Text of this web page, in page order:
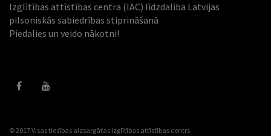
Izglītības attīstības centra (IAC) līdzdalība Latvijas
pilsoniskās sabiedrības stiprināšanā
Piedalies un veido nākotni!
© 2017 Visas tiesības aizsargātas Izglītības attīstības centrs